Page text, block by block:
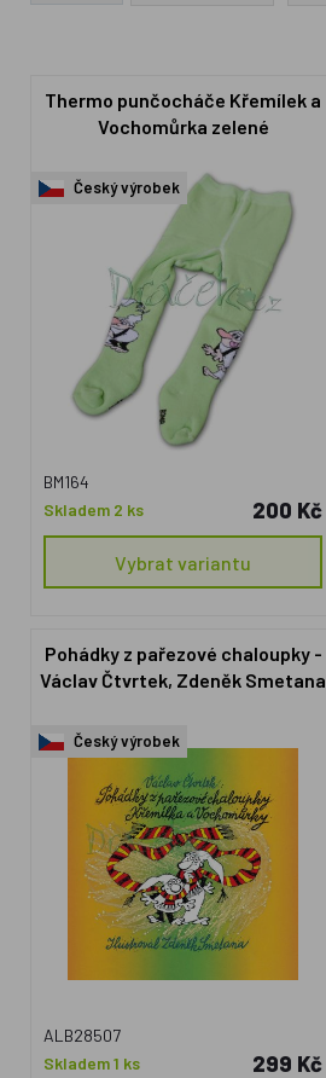
Thermo punčocháče Křemílek a
Vochomůrka zelené
Český výrobek
BM164
Skladem 2 ks
200 Kč
Vybrat variantu
Pohádky z pařezové chaloupky -
Václav Čtvrtek, Zdeněk Smetana
Český výrobek
ALB28507
Skladem 1 ks
299 Kč